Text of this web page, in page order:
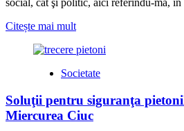
social, cât şi politic, aici referindu-mă,
Citește mai multRead
about
<i>Sărmaş:
</h5>Despre
cum
Societate
Soluţii pentru siguranţa
Miercurea Ciuc